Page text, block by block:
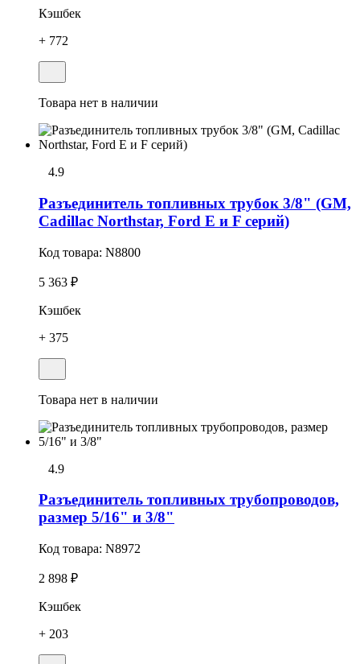
Кэшбек
+ 772
Товара нет в наличии
4.9
Разъединитель топливных трубок 3/8" (GM,
Cadillac Northstar, Ford E и F серий)
Код товара: N8800
5 363 ₽
Кэшбек
+ 375
Товара нет в наличии
4.9
Разъединитель топливных трубопроводов,
размер 5/16" и 3/8"
Код товара: N8972
2 898 ₽
Кэшбек
+ 203